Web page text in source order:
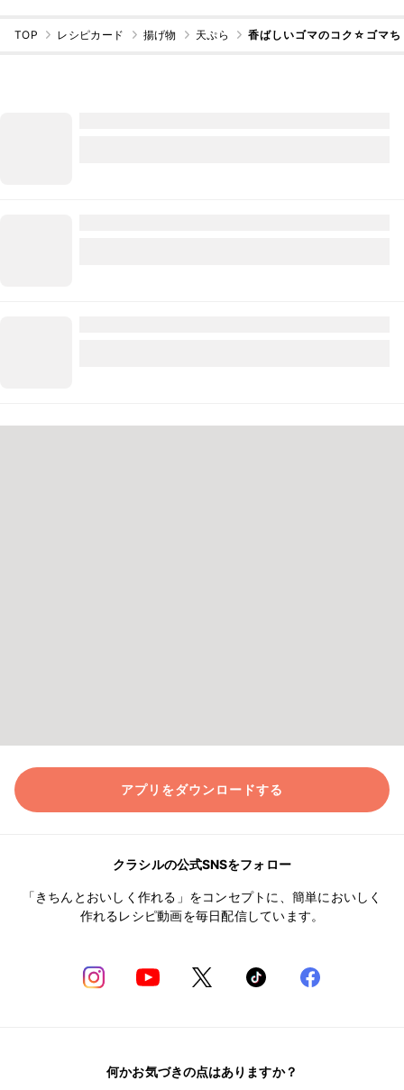
TOP レシピカード 揚げ物 天ぷら 香ばしいゴマのコク☆ゴマち
アプリをダウンロードする
クラシルの公式SNSをフォロー
「きちんとおいしく作れる」をコンセプトに、簡単においしく
作れるレシピ動画を毎日配信しています。
何かお気づきの点はありますか？